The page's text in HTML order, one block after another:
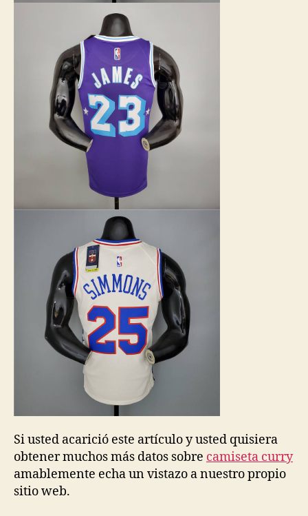
Si usted acarició este artículo y usted quisiera
obtener muchos más datos sobre camiseta curry
amablemente echa un vistazo a nuestro propio
sitio web.